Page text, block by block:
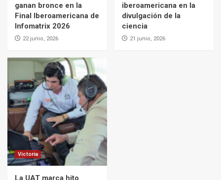
ganan bronce en la
Final Iberoamericana de
Infomatrix 2026
22 junio, 2026
iberoamericana en la
divulgación de la
ciencia
21 junio, 2026
Victoria
La UAT marca hito